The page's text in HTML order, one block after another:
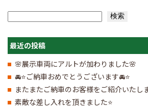
検索
最近の投稿
🌸展示車両にアルトが加わりました🌸
🚘⭐ご納車おめでとうございます🚘⭐
またまたご納車のお客様をご紹介いたし
素敵な差し入れを頂きました⭐